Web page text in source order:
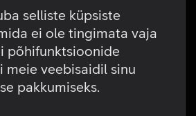
selliste küpsiste
ei ole tingimata vaja
põhifunktsioonide
meie veebisaidil sinu
pakkumiseks.
viga